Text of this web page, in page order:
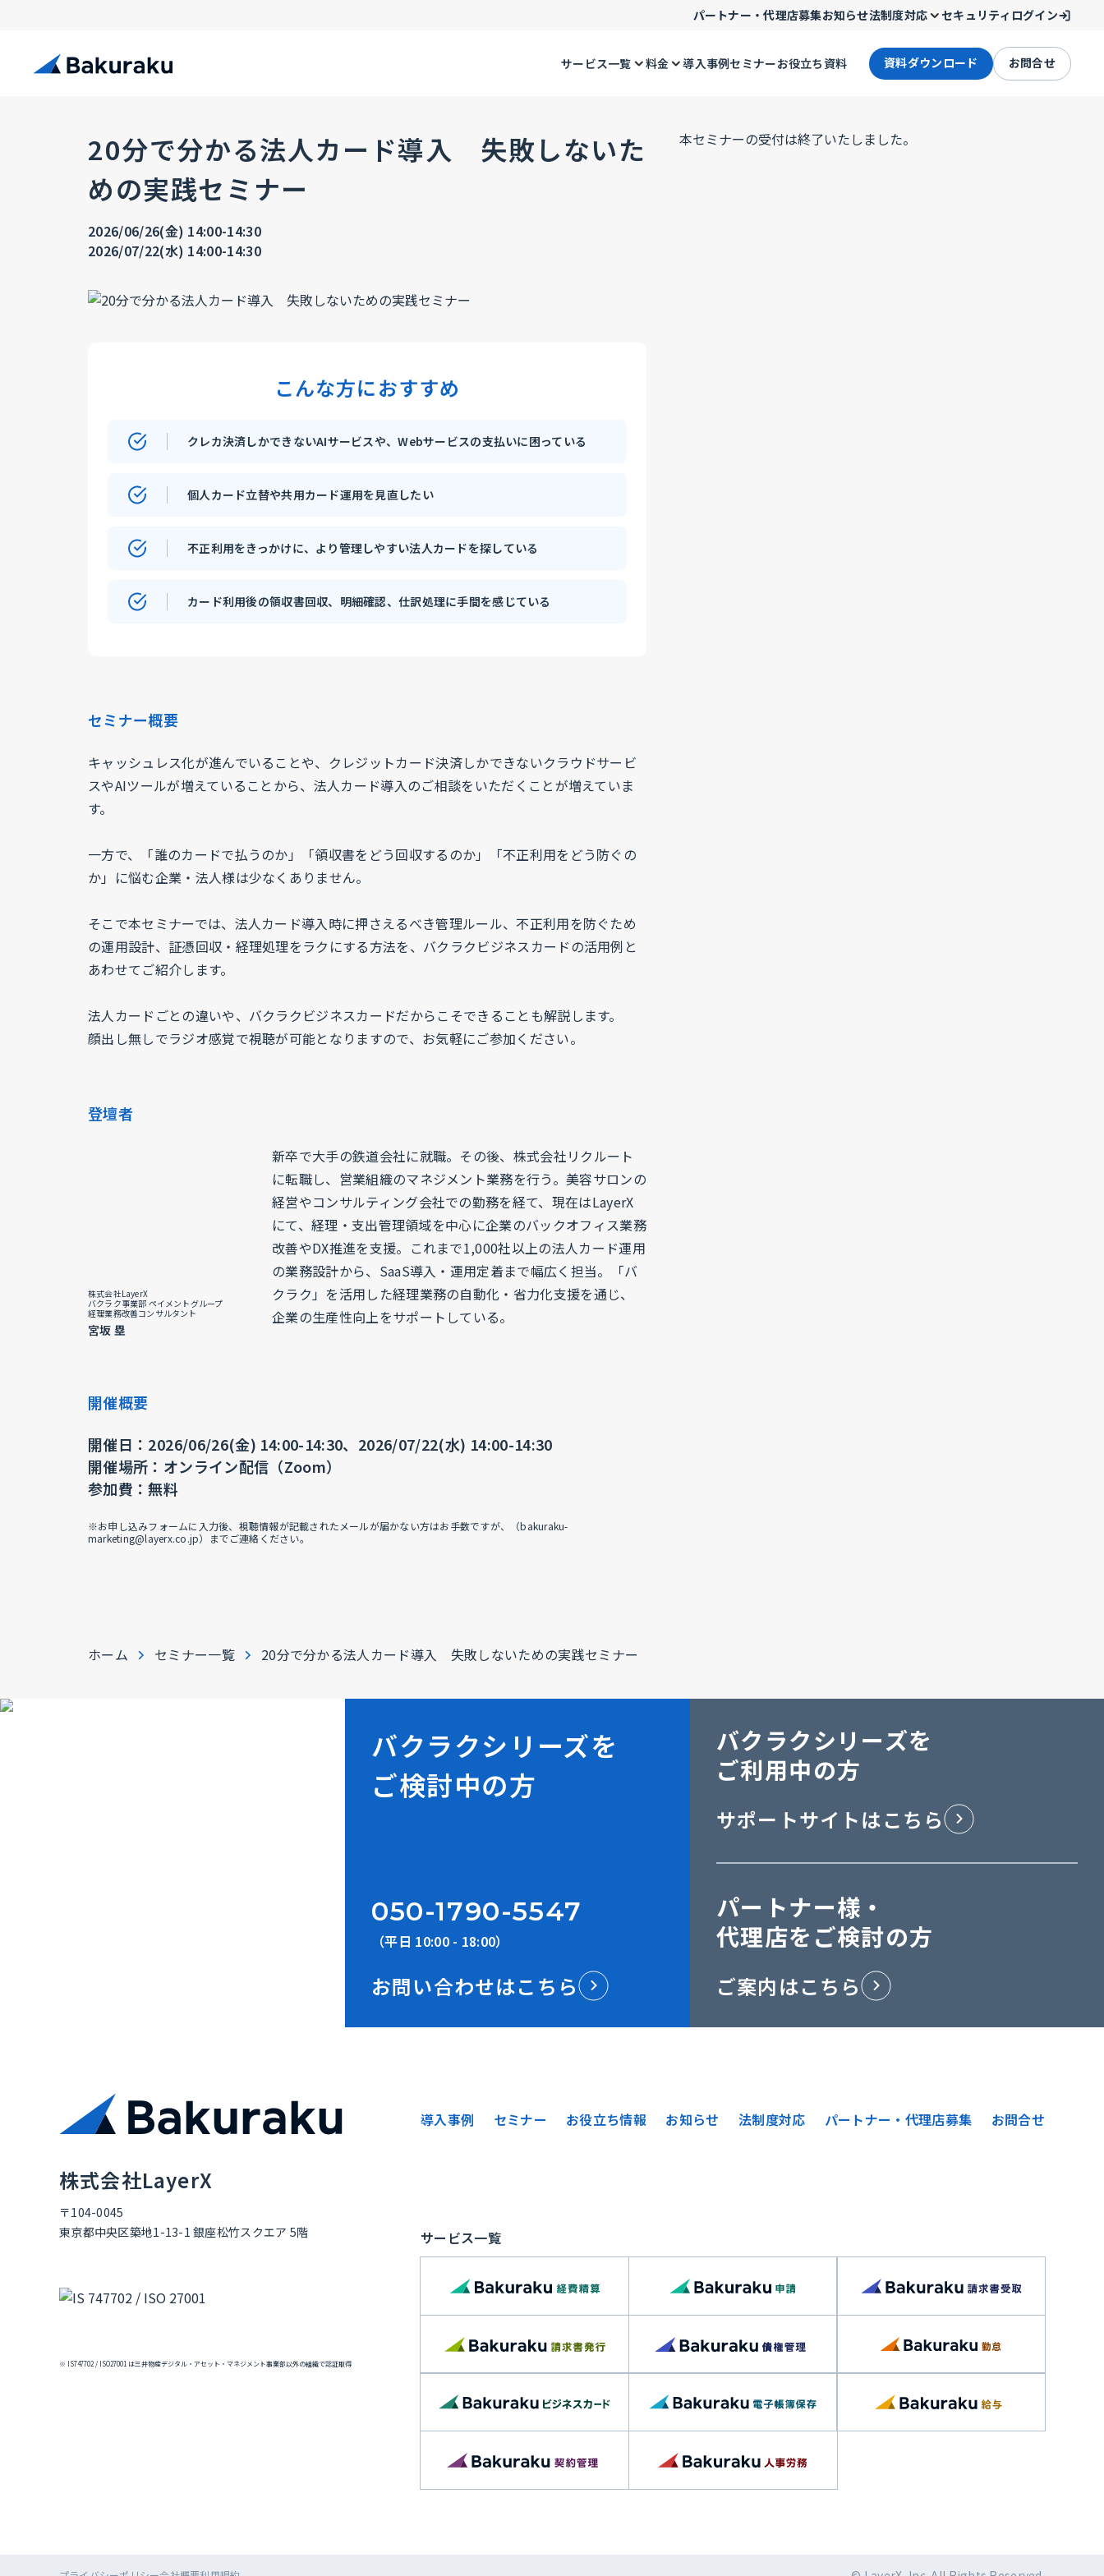
パートナー・代理店募集お知らせ法制度対応 セキュリティ ログイン
サービス一覧 料金 導入事例セミナーお役立ち資料 資料ダウンロード お問合せ
20分で分かる法人カード導入 失敗しないた
めの実践セミナー
2026/06/26(金) 14:00-14:30
2026/07/22(水) 14:00-14:30
こんな方におすすめ
クレカ決済しかできないAIサービスや、Webサービスの支払いに困っている
個人カード立替や共用カード運用を見直したい
不正利用をきっかけに、より管理しやすい法人カードを探している
カード利用後の領収書回収、明細確認、仕訳処理に手間を感じている
セミナー概要
キャッシュレス化が進んでいることや、クレジットカード決済しかできないクラウドサービ
スやAIツールが増えていることから、法人カード導入のご相談をいただくことが増えていま
す。
一方で、「誰のカードで払うのか」「領収書をどう回収するのか」「不正利用をどう防ぐの
か」に悩む企業・法人様は少なくありません。
そこで本セミナーでは、法人カード導入時に押さえるべき管理ルール、不正利用を防ぐため
の運用設計、証憑回収・経理処理をラクにする方法を、バクラクビジネスカードの活用例と
あわせてご紹介します。
法人カードごとの違いや、バクラクビジネスカードだからこそできることも解説します。
顔出し無しでラジオ感覚で視聴が可能となりますので、お気軽にご参加ください。
登壇者
株式会社LayerX
バクラク事業部 ペイメントグループ
経理業務改善コンサルタント
宮坂 塁
新卒で大手の鉄道会社に就職。その後、株式会社リクルート
に転職し、営業組織のマネジメント業務を行う。美容サロンの
経営やコンサルティング会社での勤務を経て、現在はLayerX
にて、経理・支出管理領域を中心に企業のバックオフィス業務
改善やDX推進を支援。これまで1,000社以上の法人カード運用
の業務設計から、SaaS導入・運用定着まで幅広く担当。「バ
クラク」を活用した経理業務の自動化・省力化支援を通じ、
企業の生産性向上をサポートしている。
開催概要
開催日：2026/06/26(金) 14:00-14:30、2026/07/22(水) 14:00-14:30
開催場所：オンライン配信（Zoom）
参加費：無料
※お申し込みフォームに入力後、視聴情報が記載されたメールが届かない方はお手数ですが、（bakuraku-
marketing@layerx.co.jp）までご連絡ください。
本セミナーの受付は終了いたしました。
ホーム セミナー一覧 20分で分かる法人カード導入 失敗しないための実践セミナー
バクラクシリーズを
ご検討中の方
050-1790-5547
（平日 10:00 - 18:00）
お問い合わせはこちら
バクラクシリーズを
ご利用中の方
サポートサイトはこちら
パートナー様・
代理店をご検討の方
ご案内はこちら
株式会社LayerX
〒104-0045
東京都中央区築地1-13-1 銀座松竹スクエア 5階
※ IS747702 / ISO27001 は三井物産デジタル・アセット・マネジメント事業部以外の組織で認証取得
導入事例 セミナー お役立ち情報 お知らせ 法制度対応 パートナー・代理店募集 お問合せ
サービス一覧